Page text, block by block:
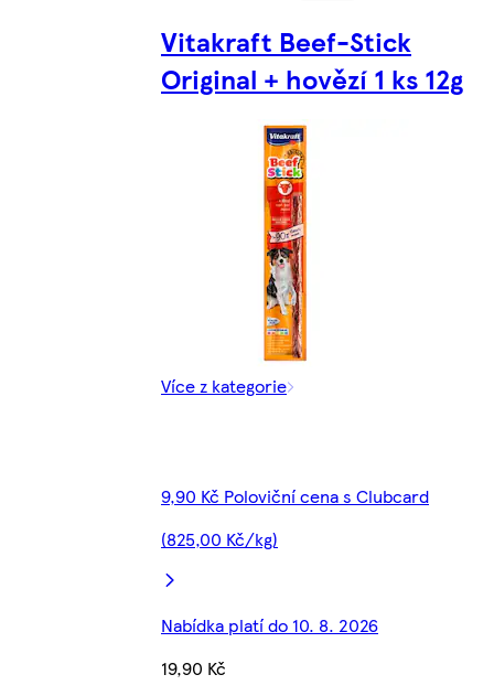
Vitakraft Beef-Stick
Original + hovězí 1 ks 12g
Více z kategorie
9,90 Kč Poloviční cena s Clubcard
(825,00 Kč/kg)
Nabídka platí do 10. 8. 2026
19,90 Kč